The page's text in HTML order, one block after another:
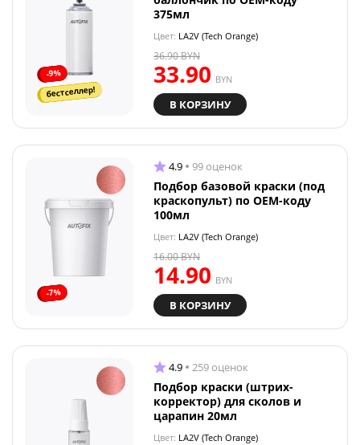
-9%
бестселлер!
375мл
Цвет: LA2V (Tech Orange)
33.90 BYN
36.90BYN
В КОРЗИНУ
-7%
4.9 99 оценок
Подбор базовой краски (под
краскопульт) по OEM-коду
100мл
Цвет: LA2V (Tech Orange)
14.90 BYN
16.00BYN
В КОРЗИНУ
4.9 259 оценок
Подбор краски (штрих-
корректор) для сколов и
царапин 20мл
Цвет: LA2V (Tech Orange)